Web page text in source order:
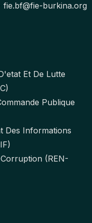
fie.bf@fie-burkina.org
Et De Lutte
Publique
Des Informations
(REN-